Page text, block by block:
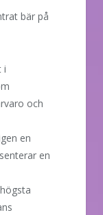
bär på
i
och
en
en